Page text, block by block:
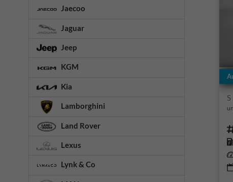
Jaecoo
Jaguar
Jeep
KGM
Kia
Lamborghini
Land Rover
Lexus
Lynk & Co